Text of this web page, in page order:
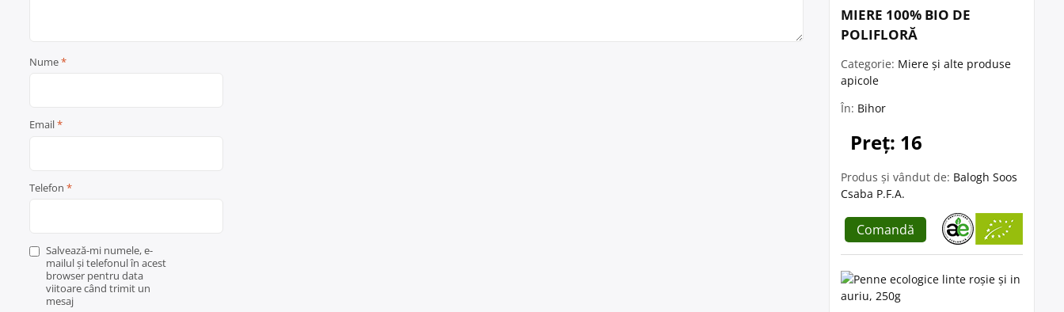
Nume*
Email*
Telefon *
Salvează-mi numele, e-
mailul și telefonul în acest
browser pentru data
viitoare când trimit un
mesaj
MIERE 100% BIO DE
POLIFLORĂ
Categorie: Miere și alte produse
apicole
În: Bihor
Preț: 16
Produs și vândut de: Balogh Soos
Csaba P.F.A.
Comandă